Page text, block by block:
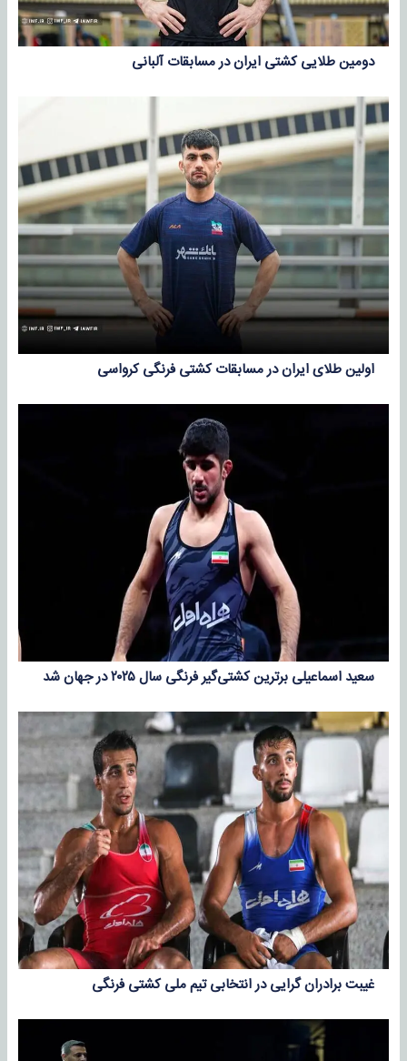
دومین طلایی کشتی ایران در مسابقات آلبانی
اولین طلای ایران در مسابقات کشتی فرنگی کرواسی
سعید اسماعیلی برترین کشتی‌گیر فرنگی سال ۲۰۲۵ در جهان شد
غیبت برادران گرایی در انتخابی تیم ملی کشتی فرنگی